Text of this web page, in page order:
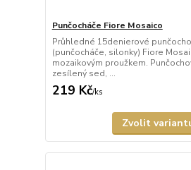
Punčocháče Fiore Mosaico
Průhledné 15denierové
(punčocháče, silonky) Fiore
mozaikovým proužkem.
zesílený sed, ...
219 Kč/ks
Zvolit